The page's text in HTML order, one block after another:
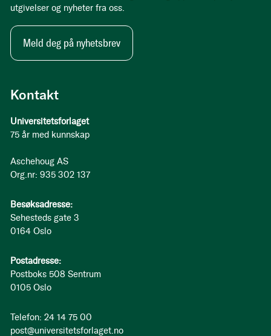
Kontakt
Universitetsforlaget
75 år med kunnskap
Aschehoug AS
Org.nr: 935 302 137
Besøksadresse:
Sehesteds gate 3
0164 Oslo
Postadresse:
Postboks 508 Sentrum
0105 Oslo
Telefon: 24 14 75 00
post@universitetsforlaget.no
utgivelser og nyheter fra oss.
Meld deg på nyhetsbrev